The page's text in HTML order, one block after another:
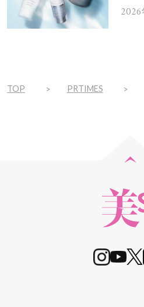
ム
TOP PRTIMES